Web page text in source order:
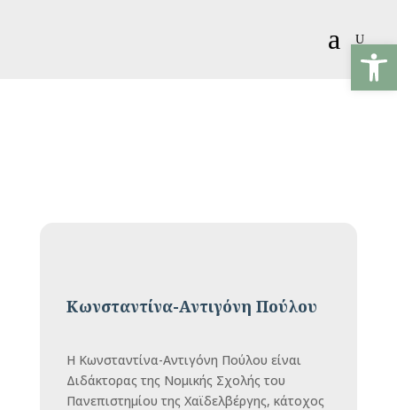
a U
Κωνσταντίνα-Αντιγόνη Πούλου
Η Κωνσταντίνα-Αντιγόνη Πούλου είναι
Διδάκτορας της Νομικής Σχολής του
Πανεπιστημίου της Χαϊδελβέργης, κάτοχος